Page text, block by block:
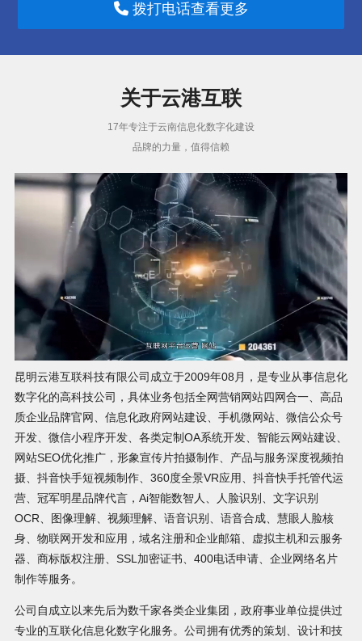
拨打电话查看更多
关于云港互联
17年专注于云南信息化数字化建设
品牌的力量，值得信赖
昆明云港互联科技有限公司成立于2009年08月，是专业从事信息化
数字化的高科技公司，具体业务包括全网营销网站四网合一、高品
质企业品牌官网、信息化政府网站建设、手机微网站、微信公众号
开发、微信小程序开发、各类定制OA系统开发、智能云网站建设、
网站SEO优化推广，形象宣传片拍摄制作、产品与服务深度视频拍
摄、抖音快手短视频制作、360度全景VR应用、抖音快手托管代运
营、冠军明星品牌代言，Ai智能数智人、人脸识别、文字识别
OCR、图像理解、视频理解、语音识别、语音合成、慧眼人脸核
身、物联网开发和应用，域名注册和企业邮箱、虚拟主机和云服务
器、商标版权注册、SSL加密证书、400电话申请、企业网络名片
制作等服务。
公司自成立以来先后为数千家各类企业集团，政府事业单位提供过
专业的互联化信息化数字化服务。公司拥有优秀的策划、设计和技